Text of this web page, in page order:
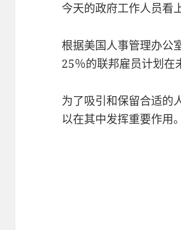
今天的政府工作人员看
根据美国人事管理办公
25％的联邦雇员计划在
为了吸引和保留合适的
以在其中发挥重要作用。